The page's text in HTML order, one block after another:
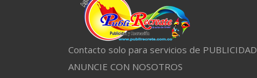
Contacto solo para servicios de PUBLICIDAD
ANUNCIE CON NOSOTROS